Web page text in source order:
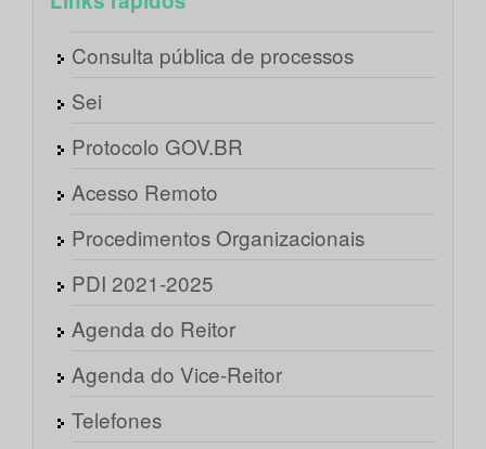
Consulta pública de processos
Sei
Protocolo GOV.BR
Acesso Remoto
Procedimentos Organizacionais
PDI 2021-2025
Agenda do Reitor
Agenda do Vice-Reitor
Telefones